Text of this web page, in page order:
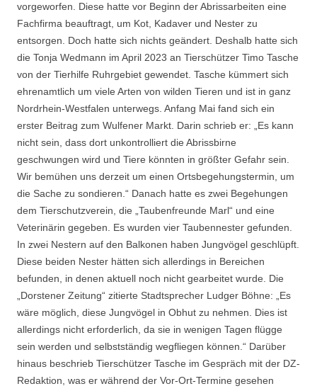
vorgeworfen. Diese hatte vor Beginn der Abrissarbeiten eine
Fachfirma beauftragt, um Kot, Kadaver und Nester zu
entsorgen. Doch hatte sich nichts geändert. Deshalb hatte sich
die Tonja Wedmann im April 2023 an Tierschützer Timo Tasche
von der Tierhilfe Ruhrgebiet gewendet. Tasche kümmert sich
ehrenamtlich um viele Arten von wilden Tieren und ist in ganz
Nordrhein-Westfalen unterwegs. Anfang Mai fand sich ein
erster Beitrag zum Wulfener Markt. Darin schrieb er: „Es kann
nicht sein, dass dort unkontrolliert die Abrissbirne
geschwungen wird und Tiere könnten in größter Gefahr sein.
Wir bemühen uns derzeit um einen Ortsbegehungstermin, um
die Sache zu sondieren.“ Danach hatte es zwei Begehungen
dem Tierschutzverein, die „Taubenfreunde Marl“ und eine
Veterinärin gegeben. Es wurden vier Taubennester gefunden.
In zwei Nestern auf den Balkonen haben Jungvögel geschlüpft.
Diese beiden Nester hätten sich allerdings in Bereichen
befunden, in denen aktuell noch nicht gearbeitet wurde. Die
„Dorstener Zeitung“ zitierte Stadtsprecher Ludger Böhne: „Es
wäre möglich, diese Jungvögel in Obhut zu nehmen. Dies ist
allerdings nicht erforderlich, da sie in wenigen Tagen flügge
sein werden und selbstständig wegfliegen können.“ Darüber
hinaus beschrieb Tierschützer Tasche im Gespräch mit der DZ-
Redaktion, was er während der Vor-Ort-Termine gesehen